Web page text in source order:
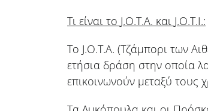
Τι είναι το J.O.T.A. και J.O.T.I.:
Το J.O.T.A. (Τζάμπορι των
ετήσια δράση στην οποία
επικοινωνούν μεταξύ τους